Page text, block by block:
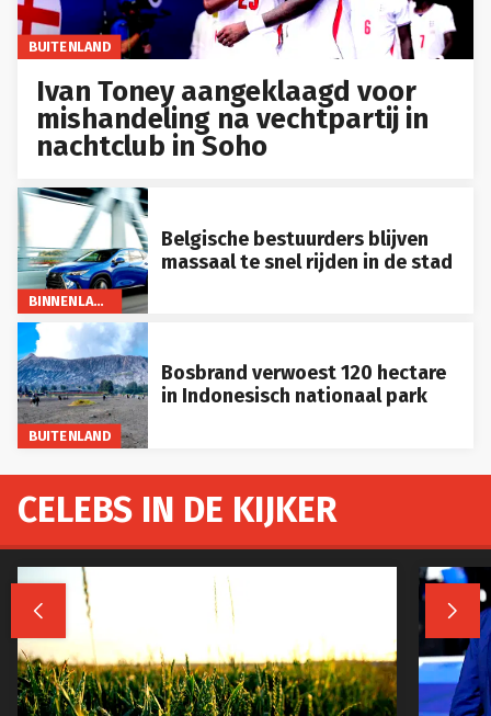
BUITENLAND
Ivan Toney aangeklaagd voor
mishandeling na vechtpartij in
nachtclub in Soho
BINNENLAND
Belgische bestuurders blijven
massaal te snel rijden in de stad
BUITENLAND
Bosbrand verwoest 120 hectare
in Indonesisch nationaal park
CELEBS IN DE KIJKER
 